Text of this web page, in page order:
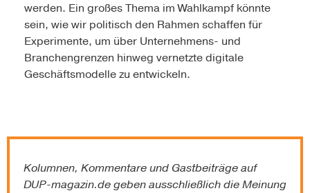
werden. Ein großes Thema im Wahlkampf könnte
sein, wie wir politisch den Rahmen schaffen für
Experimente, um über Unternehmens- und
Branchengrenzen hinweg vernetzte digitale
Geschäftsmodelle zu entwickeln.
Kolumnen, Kommentare und Gastbeiträge auf
DUP-magazin.degeben ausschließlich die Meinung